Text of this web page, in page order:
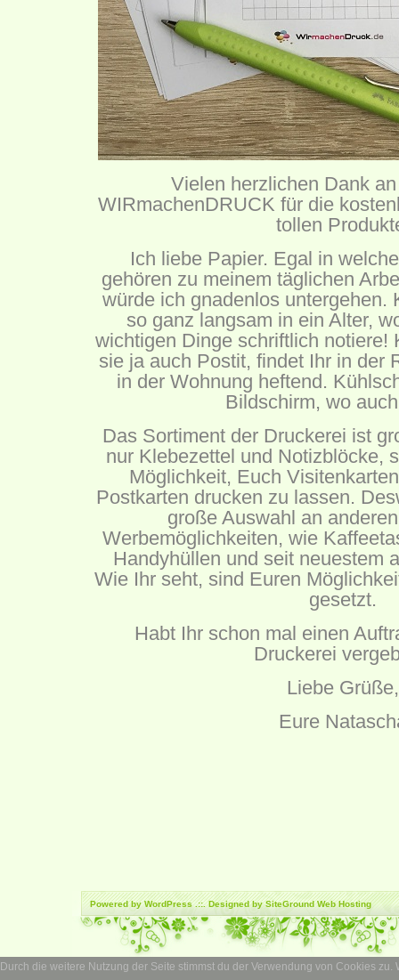
Vielen herzlichen Dank
WIRmachenDRUCK für die
tollen
Ich liebe Papier. Egal in
gehören zu meinem täglichen
würde ich gnadenlos untergehen.
so ganz langsam in ein Alter,
wichtigen Dinge schriftlich notiere!
sie ja auch Postit, findet Ihr in der
in der Wohnung heftend.
Bildschirm, wo
Das Sortiment der Druckerei ist
nur Klebezettel und Notizblöcke,
Möglichkeit, Euch
Postkarten drucken zu lassen.
große Auswahl an
Werbemöglichkeiten, wie
Handyhüllen und seit neuestem
Wie Ihr seht, sind Euren
gesetzt.
Habt Ihr schon mal einen
Druckerei
Liebe Grüße,
Eure
Powered byWordPress.::. Designed by SiteGroundWeb Hosting
Durch die weitere Nutzung der Seite stimmst du der Verwendung von Cookies zu.